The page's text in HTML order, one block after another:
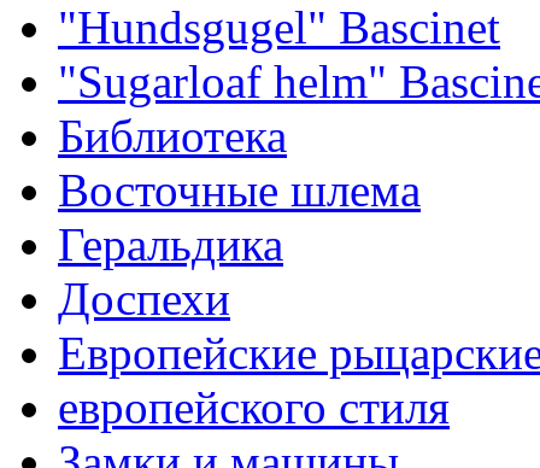
"Hundsgugel" Bascinet
"Sugarloaf helm"
Библиотека
Восточные шлема
Геральдика
Доспехи
Европейские
европейского стиля